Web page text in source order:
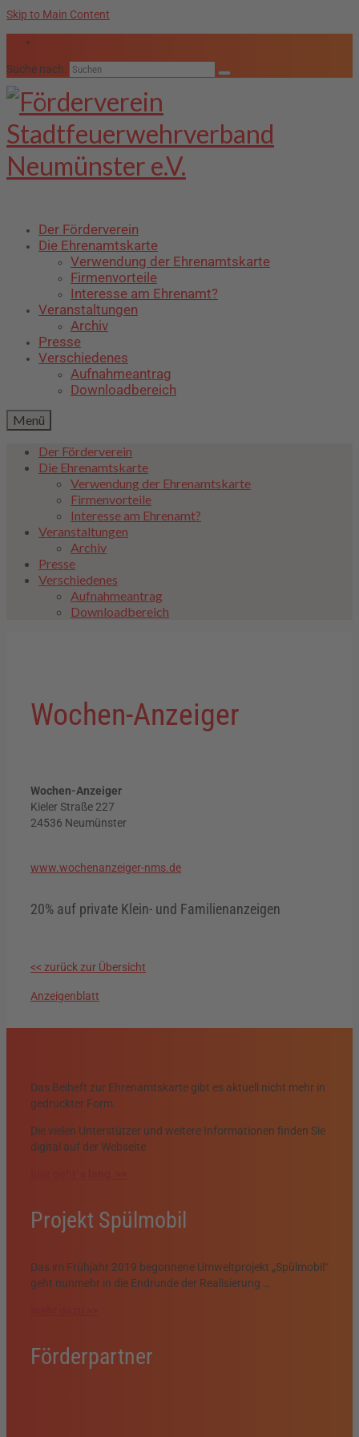
Skip to Main Content
Suche nach:
Der Förderverein
Die Ehrenamtskarte
Verwendung der Ehrenamtskarte
Firmenvorteile
Interesse am Ehrenamt?
Veranstaltungen
Archiv
Presse
Verschiedenes
Aufnahmeantrag
Downloadbereich
Menü
Der Förderverein
Die Ehrenamtskarte
Verwendung der Ehrenamtskarte
Firmenvorteile
Interesse am Ehrenamt?
Veranstaltungen
Archiv
Presse
Verschiedenes
Aufnahmeantrag
Downloadbereich
Wochen-Anzeiger
Wochen-Anzeiger
Kieler Straße 227
24536 Neumünster
www.wochenanzeiger-nms.de
20% auf private Klein- und Familienanzeigen
<< zurück zur Übersicht
Anzeigenblatt
Das Beiheft zur Ehrenamtskarte gibt es aktuell nicht mehr in
gedruckter Form.
Die vielen Unterstützer und weitere Informationen finden Sie
digital auf der Webseite
Projekt Spülmobil
Das im Frühjahr 2019 begonnene Umweltprojekt „Spülmobil“
geht nunmehr in die Endrunde der Realisierung …
Förderpartner